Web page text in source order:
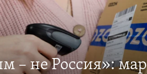
– не Россия»: